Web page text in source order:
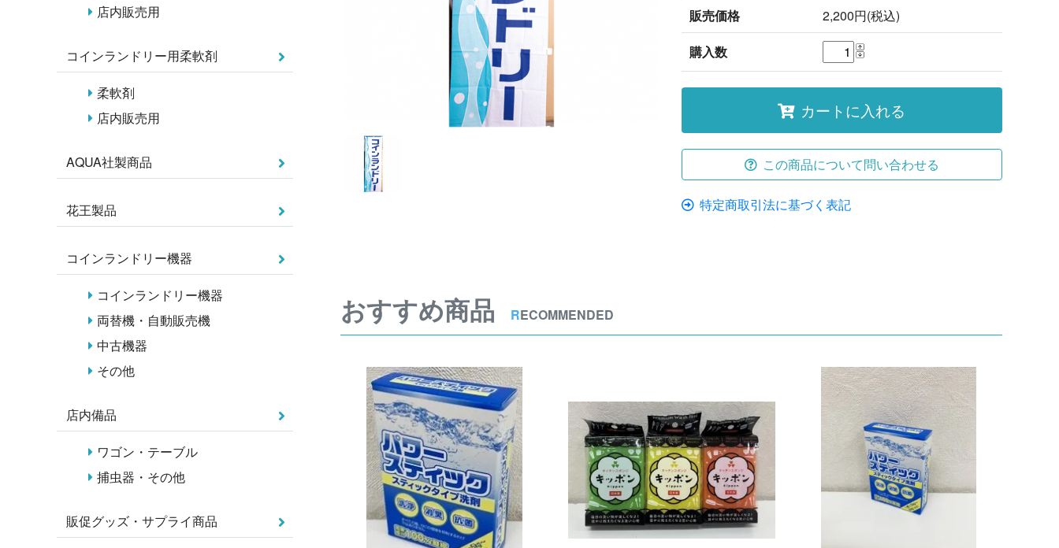
販売価格
2,200円(税込)
購入数
カートに入れる
この商品について問い合わせる
特定商取引法に基づく表記
おすすめ商品 RECOMMENDED
店内販売用
コインランドリー用柔軟剤
柔軟剤
店内販売用
AQUA社製商品
花王製品
コインランドリー機器
コインランドリー機器
両替機・自動販売機
中古機器
その他
店内備品
ワゴン・テーブル
捕虫器・その他
販促グッズ・サプライ商品